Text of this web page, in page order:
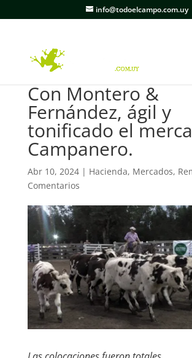
info@todoelcampo.com.uy
Con Montero &
Fernández, ágil y
tonificado el
Campanero.
Abr 10, 2024| Hacienda, Mercados,
Comentarios